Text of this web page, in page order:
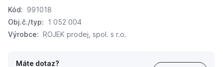
Kód: 991018
Obj.č./typ: 1 052 004
Výrobce: ROJEK prodej, spol. s r.o.
Máte dotaz?